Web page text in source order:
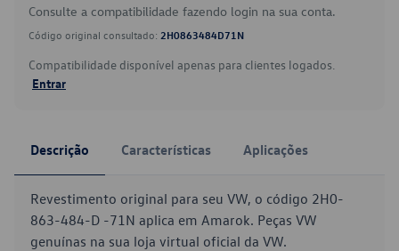
Consulte a compatibilidade fazendo login na sua conta.
Código original consultado: 2H0863484D71N
Compatibilidade disponível apenas para clientes logados.
Entrar
Descrição Características Aplicações
Revestimento original para seu VW, o código 2H0-
863-484-D -71N aplica em Amarok. Peças VW
genuínas na sua loja virtual oficial da VW.